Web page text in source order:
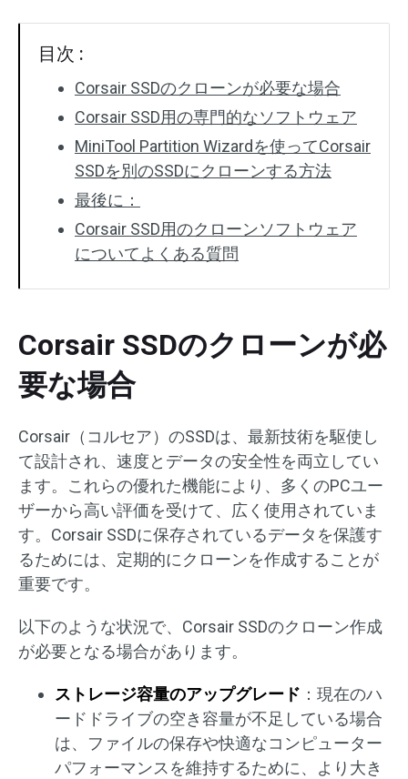
目次 :
Corsair SSDのクローンが必要な場合
Corsair SSD用の専門的なソフトウェア
MiniTool Partition Wizardを使ってCorsair
SSDを別のSSDにクローンする方法
最後に：
Corsair SSD用のクローンソフトウェア
についてよくある質問
Corsair SSDのクローンが必
要な場合
Corsair（コルセア）のSSDは、最新技術を駆使し
て設計され、速度とデータの安全性を両立してい
ます。これらの優れた機能により、多くのPCユー
ザーから高い評価を受けて、広く使用されていま
す。Corsair SSDに保存されているデータを保護す
るためには、定期的にクローンを作成することが
重要です。
以下のような状況で、Corsair SSDのクローン作成
が必要となる場合があります。
ストレージ容量のアップグレード ：現在のハ
ードドライブの空き容量が不足している場合
は、ファイルの保存や快適なコンピューター
パフォーマンスを維持するために、より大き